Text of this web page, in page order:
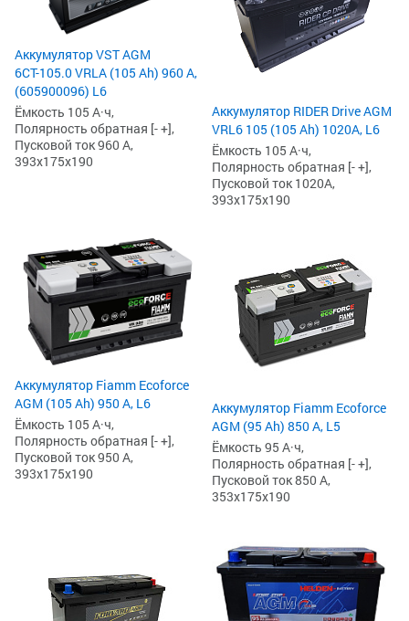
Аккумулятор VST AGM
6СТ-105.0 VRLA (105 Ah) 960 А,
(605900096) L6
Ёмкость 105 А·ч,
Полярность обратная [- +],
Пусковой ток 960 А,
393x175x190
Аккумулятор RIDER Drive AGM
VRL6 105 (105 Ah) 1020А, L6
Ёмкость 105 А·ч,
Полярность обратная [- +],
Пусковой ток 1020А,
393x175x190
Аккумулятор Fiamm Ecoforce
AGM (105 Ah) 950 А, L6
Ёмкость 105 А·ч,
Полярность обратная [- +],
Пусковой ток 950 А,
393x175x190
Аккумулятор Fiamm Ecoforce
AGM (95 Ah) 850 A, L5
Ёмкость 95 А·ч,
Полярность обратная [- +],
Пусковой ток 850 А,
353x175x190